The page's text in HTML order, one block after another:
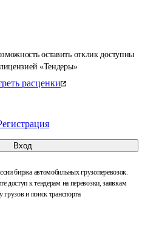
оставить отклик доступны
«Тендеры»
расценки
Вход
биржа автомобильных грузоперевозок.
доступ к тендерам на перевозки, заявкам
грузов и поиск транспорта